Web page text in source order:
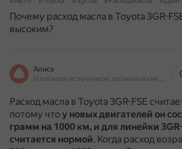
Почему расход масла в Toyota 3GR-
высоким?
Алиса
На основе источников, возможны неточности
Расход масла в Toyota 3GR-FSE
потому чтоу новых двигателей он
грамм на 1000 км, и для линейки
считается нормой. Когда расход